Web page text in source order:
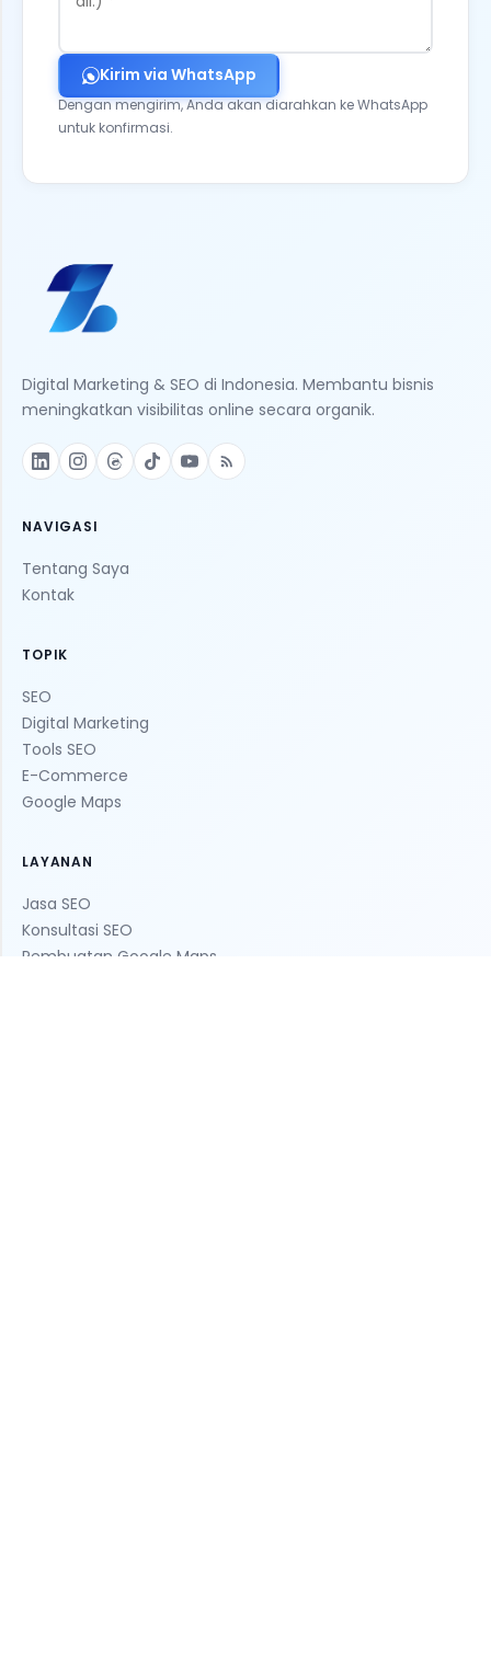
Kirim via WhatsApp
Dengan mengirim, Anda akan diarahkan ke WhatsApp
untuk konfirmasi.
Digital Marketing & SEO di Indonesia. Membantu bisnis
meningkatkan visibilitas online secara organik.
NAVIGASI
Tentang Saya
Kontak
TOPIK
SEO
Digital Marketing
Tools SEO
E-Commerce
Google Maps
LAYANAN
Jasa SEO
Konsultasi SEO
Pembuatan Google Maps